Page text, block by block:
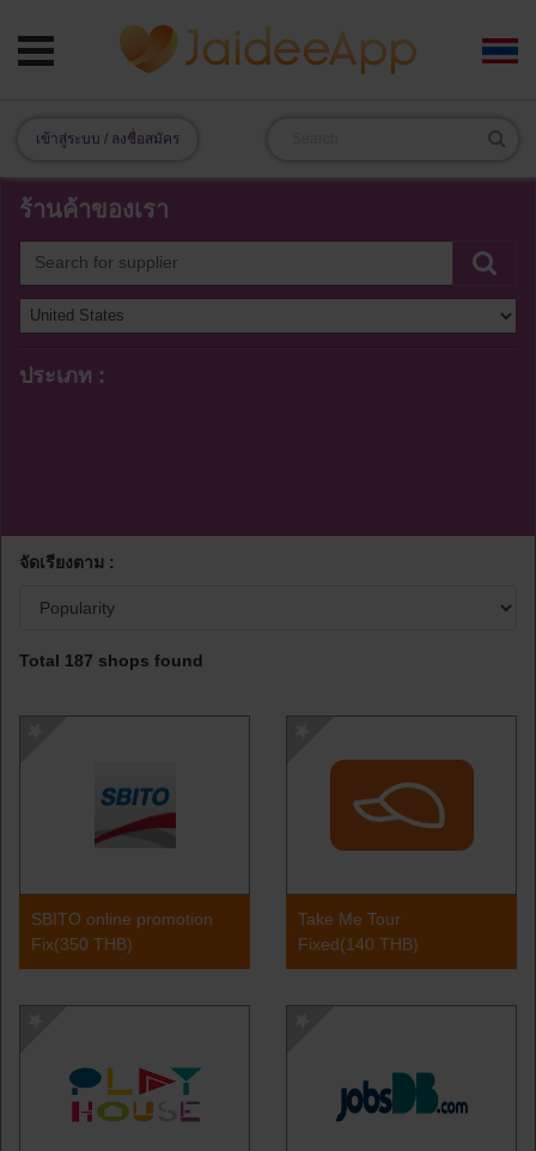
เข้าสู่ระบบ / ลงชื่อสมัคร
ร้านค้าของเรา
ประเภท :
Total 187 shops found
จัดเรียงตาม :
SBITO online promotion
Fix(350 THB)
Take Me Tour
Fixed(140 THB)